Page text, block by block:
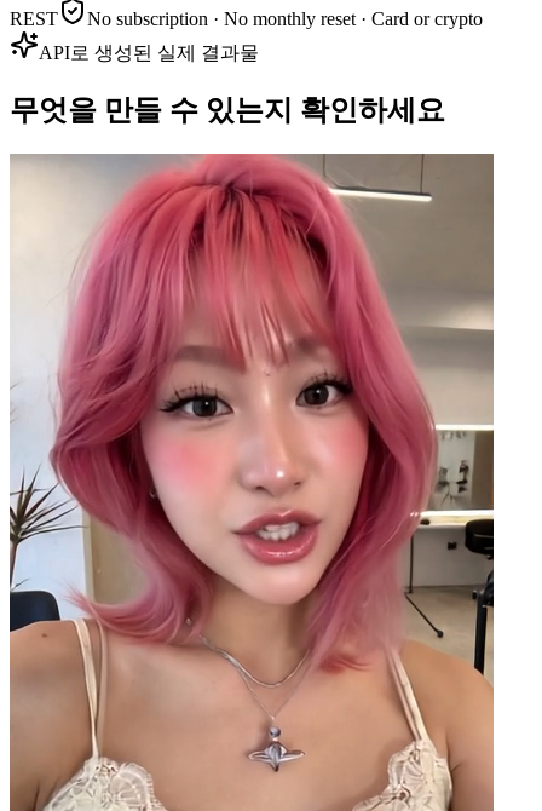
REST
No subscription · No monthly reset · Card or crypto
API로 생성된 실제 결과물
무엇을 만들 수 있는지 확인하세요